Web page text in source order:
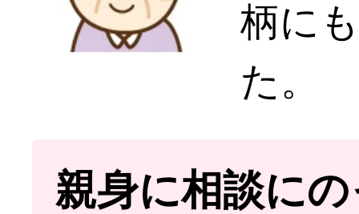
柄に
た。
親身に相談に